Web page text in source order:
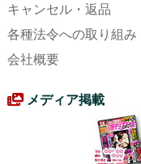
キャンセル・返品
各種法令への取り組み
会社概要
メディア掲載